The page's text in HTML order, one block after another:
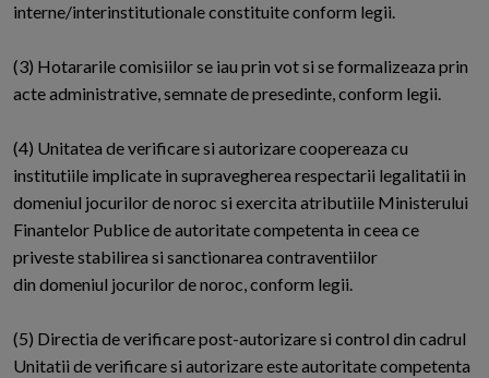
interne/interinstitutionale constituite conform legii.
(3) Hotararile comisiilor se iau prin vot si se formalizeaza prin
acte administrative, semnate de presedinte, conform legii.
(4) Unitatea de verificare si autorizare coopereaza cu
institutiile implicate in supravegherea respectarii legalitatii in
domeniul jocurilor de noroc si exercita atributiile Ministerului
Finantelor Publice de autoritate competenta in ceea ce
priveste stabilirea si sanctionarea contraventiilor
din domeniul jocurilor de noroc, conform legii.
(5) Directia de verificare post-autorizare si control din cadrul
Unitatii de verificare si autorizare este autoritate competenta